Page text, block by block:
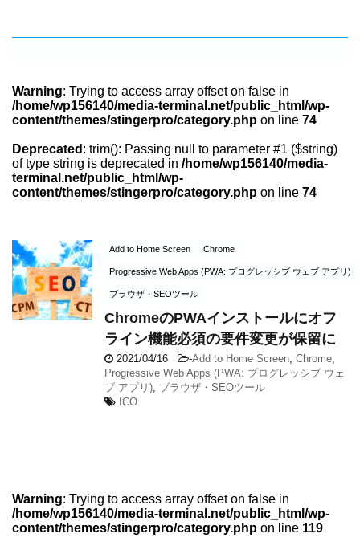
Warning: Trying to access array offset on false in
/home/wp156140/media-terminal.net/public_html/wp-
content/themes/stingerpro/category.php on line 74
Deprecated : trim(): Passing null to parameter #1 ($string)
of type string is deprecated in /home/wp156140/media-
terminal.net/public_html/wp-
content/themes/stingerpro/category.php on line 74
Add to Home Screen Chrome
Progressive Web Apps (PWA: プログレッシブ ウェブ アプリ)
ブラウザ・SEOツール
ChromeのPWAインストールにオフ
ライン機能必須の要件変更が保留に
2021/04/16 -Add to Home Screen Chrome
Progressive Web Apps (PWA: プログレッシブ ウェ
ブ アプリ) ブラウザ・SEOツール
ICO
Warning: Trying to access array offset on false in
/home/wp156140/media-terminal.net/public_html/wp-
content/themes/stingerpro/category.php on line 119